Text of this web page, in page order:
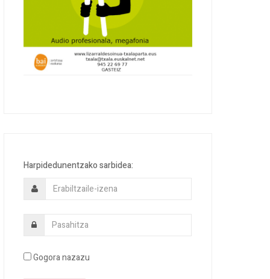
Harpidedunentzako sarbidea:
Gogora nazazu